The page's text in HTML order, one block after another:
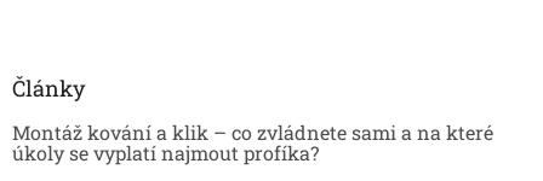
Články
Montáž kování a klik – co zvládnete sami a na které
úkoly se vyplatí najmout profíka?